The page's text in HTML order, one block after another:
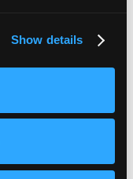
Show details